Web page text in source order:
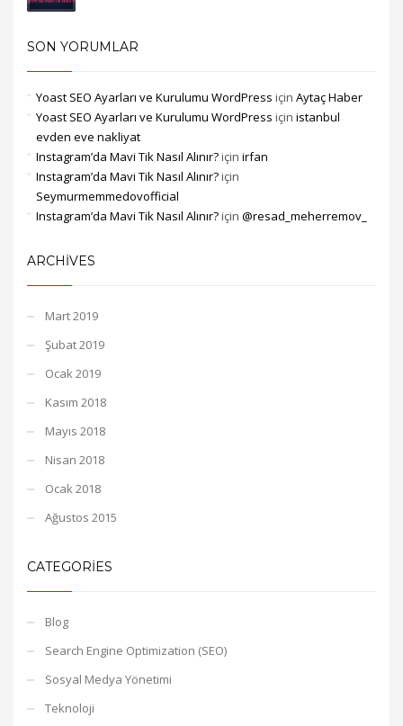
SON YORUMLAR
Yoast SEO Ayarları ve Kurulumu WordPress için Aytaç Haber
Yoast SEO Ayarları ve Kurulumu WordPress için istanbul
evden eve nakliyat
Instagram’da Mavi Tik Nasıl Alınır?için irfan
Instagram’da Mavi Tik Nasıl Alınır?için
Seymurmemmedovofficial
Instagram’da Mavi Tik Nasıl Alınır?için @resad_meherremov_
ARCHIVES
Mart 2019
Şubat 2019
Ocak 2019
Kasım 2018
Mayıs 2018
Nisan 2018
Ocak 2018
Ağustos 2015
CATEGORIES
Blog
Search Engine Optimization (SEO)
Sosyal Medya Yönetimi
Teknoloji